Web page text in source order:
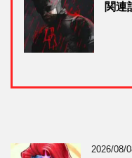
関連
2026/08/